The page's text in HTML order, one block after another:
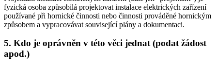
fyzická osoba způsobilá projektovat instalace elektrických zařízení
používané při hornické činnosti nebo činnosti prováděné hornickým
způsobem a vypracovávat související plány a dokumentaci.
5. Kdo je oprávněn v této věci jednat (podat žádost
apod.)